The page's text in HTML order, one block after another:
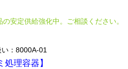
安定供給強化中。ご相談ください。
：8000A-01
理容器】